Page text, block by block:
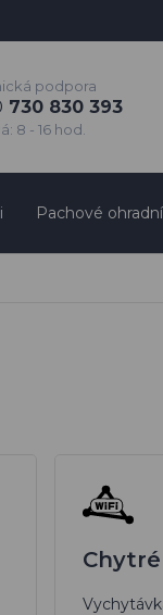
podpora
730 830 393
8 - 16 hod.
Pachové